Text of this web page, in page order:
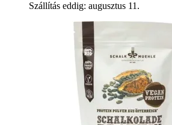
Szállítás eddig: augusztus 11.